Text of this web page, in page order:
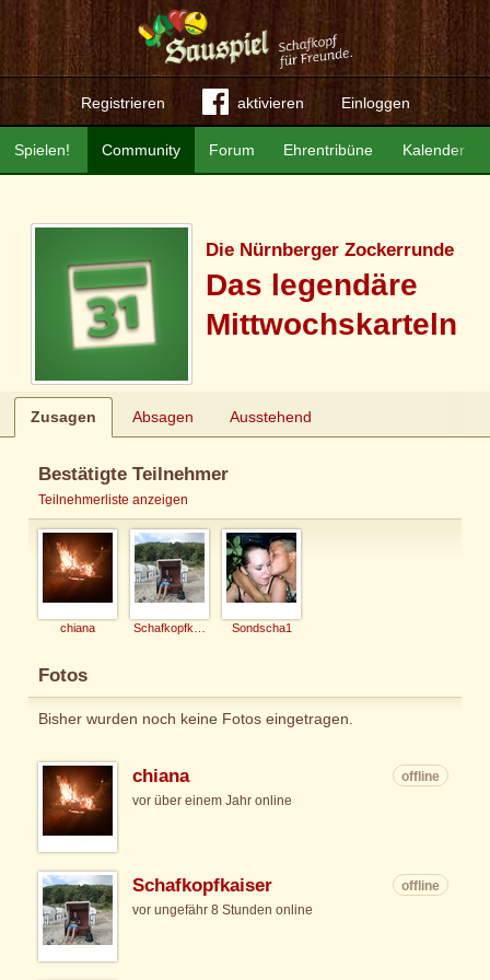
Registrieren aktivieren Einloggen
Community Forum Ehrentribüne Kalender
Spielen!
Die Nürnberger Zockerrunde
Das legendäre
Mittwochskarteln
Zusagen Absagen Ausstehend
Bestätigte Teilnehmer
Teilnehmerliste anzeigen
chiana Sondscha1
Fotos
Bisher wurden noch keine Fotos eingetragen.
chiana
offline
vor über einem Jahr online
Schafkopfkaiser
offline
vor ungefähr 8 Stunden online